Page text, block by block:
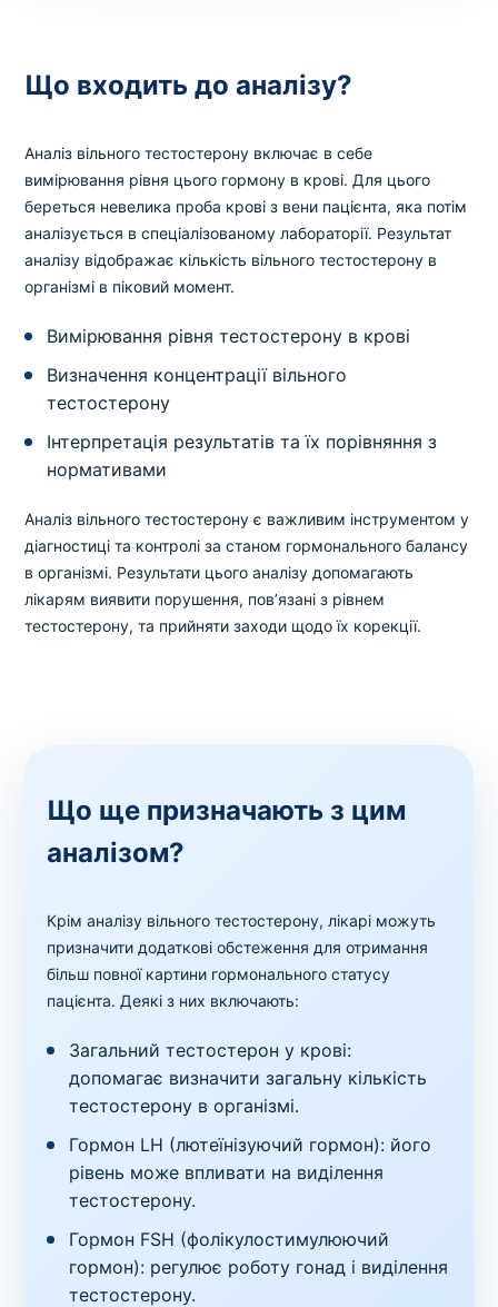
Що входить до аналізу?
Аналіз вільного тестостерону включає в себе
вимірювання рівня цього гормону в крові. Для цього
береться невелика проба крові з вени пацієнта, яка потім
аналізується в спеціалізованому лабораторії. Результат
аналізу відображає кількість вільного тестостерону в
організмі в піковий момент.
Вимірювання рівня тестостерону в крові
Визначення концентрації вільного
тестостерону
Інтерпретація результатів та їх порівняння з
нормативами
Аналіз вільного тестостерону є важливим інструментом у
діагностиці та контролі за станом гормонального балансу
в організмі. Результати цього аналізу допомагають
лікарям виявити порушення, пов’язані з рівнем
тестостерону, та прийняти заходи щодо їх корекції.
Що ще призначають з цим
аналізом?
Крім аналізу вільного тестостерону, лікарі можуть
призначити додаткові обстеження для отримання
більш повної картини гормонального статусу
пацієнта. Деякі з них включають:
Загальний тестостерон у крові:
допомагає визначити загальну кількість
тестостерону в організмі.
Гормон LH (лютеїнізуючий гормон): його
рівень може впливати на виділення
тестостерону.
Гормон FSH (фолікулостимулюючий
гормон): регулює роботу гонад і виділення
тестостерону.